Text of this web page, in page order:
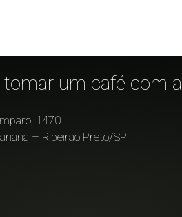
tomar um café com
1470
– Ribeirão Preto/SP